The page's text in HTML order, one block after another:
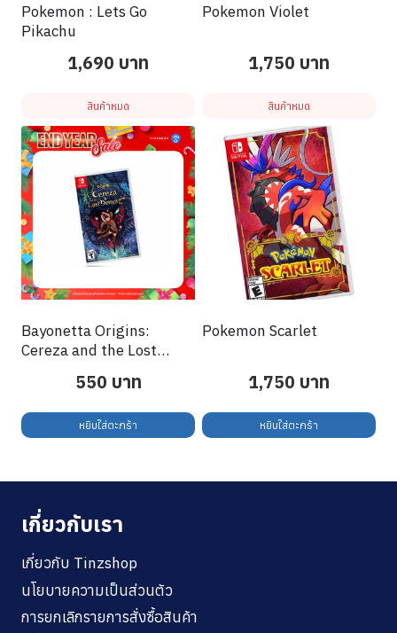
Pokemon : Lets Go
Pikachu
1,690 บาท
สินค้าหมด
Pokemon Violet
1,750 บาท
สินค้าหมด
Bayonetta Origins:
Cereza and the Lost
550 บาท
หยิบใส่ตะกร้า
Pokemon Scarlet
1,750 บาท
หยิบใส่ตะกร้า
เกี่ยวกับเรา
เกี่ยวกับ Tinzshop
นโยบายความเป็นส่วนตัว
การยกเลิกรายการสั่งซื้อสินค้า